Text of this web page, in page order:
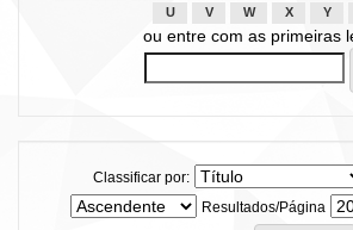
U
V W X Y
ou entre com as primeiras
Classificar por:
Resultados/Página